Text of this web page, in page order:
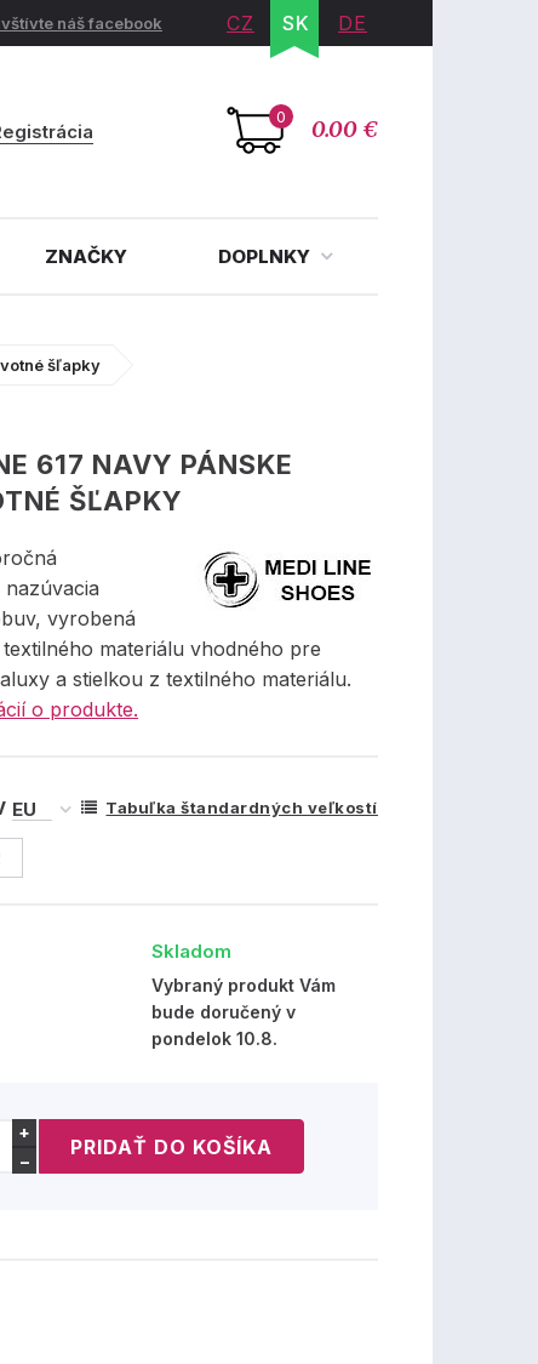
náš facebook CZ SK DE
0 0.00 €
ZNAČKY DOPLNKY
šľapky
617 NAVY PÁNSKE
ŠĽAPKY
vyrobená
materiálu vhodného pre
a stielkou z textilného materiálu.
o produkte.
Tabuľka štandardných veľkostí
Skladom
Vybraný produkt Vám
bude doručený v
pondelok 10.8.
+
−